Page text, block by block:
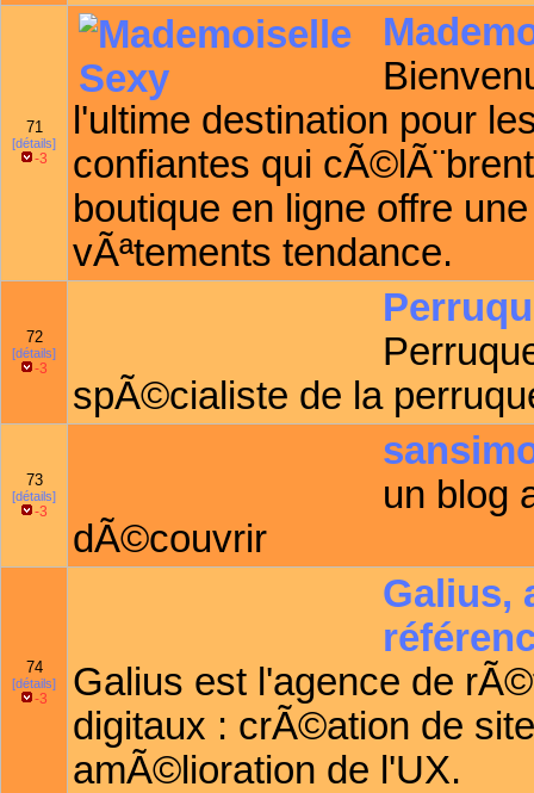
71
[détails]
-3
l'ultime destination pour
confiantes qui
boutique en ligne offre
vÃªtements tendance.
72
[détails]
-3
spÃ©cialiste de la
73
[détails]
-3
un blog
dÃ©couvrir
74
[détails]
-3
Galius,
Galius est l'agence de
digitaux : crÃ©ation de
amÃ©lioration de l'UX.